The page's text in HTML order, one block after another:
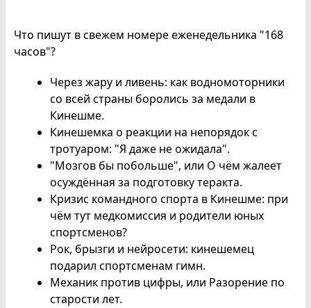
Что пишут в свежем номере еженедельника "168
часов"?
Через жару и ливень: как водномоторники
со всей страны боролись за медали в
Кинешме.
Кинешемка о реакции на непорядок с
тротуаром: "Я даже не ожидала".
"Мозгов бы побольше", или О чём жалеет
осуждённая за подготовку теракта.
Кризис командного спорта в Кинешме: при
чём тут медкомиссия и родители юных
спортсменов?
Рок, брызги и нейросети: кинешемец
подарил спортсменам гимн.
Механик против цифры, или Разорение по
старости лет.